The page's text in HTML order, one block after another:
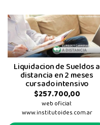
Liquidacion de Sueldos a
distancia en 2 meses
cursado intensivo
$257.700,00
web oficial:
www.institutoides.com.ar